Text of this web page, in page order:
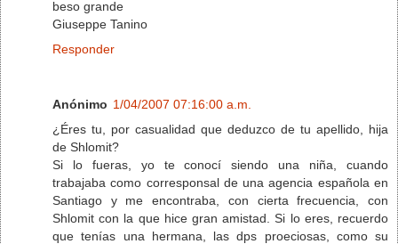
beso grande
Giuseppe Tanino
Responder
Anónimo 1/04/2007 07:16:00 a.m.
¿Éres tu, por casualidad que deduzco de tu apellido, hija
de Shlomit?
Si lo fueras, yo te conocí siendo una niña, cuando
trabajaba como corresponsal de una agencia española en
Santiago y me encontraba, con cierta frecuencia, con
Shlomit con la que hice gran amistad. Si lo eres, recuerdo
que tenías una hermana, las dps proeciosas, como su